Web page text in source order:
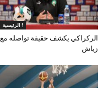
الرئيسية !
الركراكي يكشف حقيقة تواصله مع
زياش